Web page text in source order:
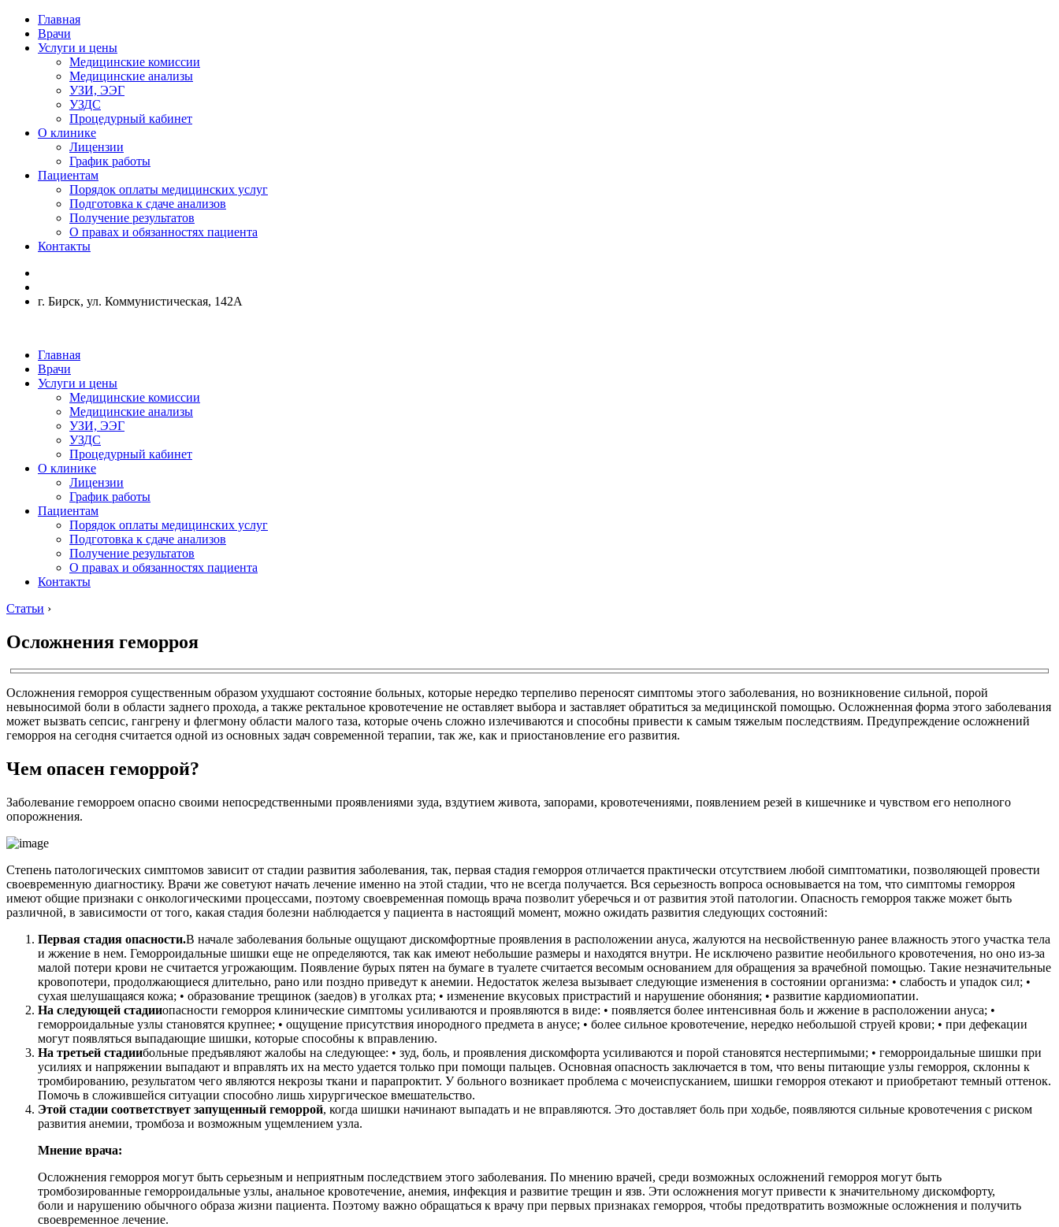
Главная
Врачи
Услуги и цены
Медицинские комиссии
Медицинские анализы
УЗИ, ЭЭГ
УЗДС
Процедурный кабинет
О клинике
Лицензии
График работы
Пациентам
Порядок оплаты медицинских услуг
Подготовка к сдаче анализов
Получение результатов
О правах и обязанностях пациента
Контакты
г. Бирск, ул. Коммунистическая, 142А
Главная
Врачи
Услуги и цены
Медицинские комиссии
Медицинские анализы
УЗИ, ЭЭГ
УЗДС
Процедурный кабинет
О клинике
Лицензии
График работы
Пациентам
Порядок оплаты медицинских услуг
Подготовка к сдаче анализов
Получение результатов
О правах и обязанностях пациента
Контакты
Статьи ›
Осложнения геморроя
Осложнения геморроя существенным образом ухудшают состояние больных, которые нередко терпеливо переносят симптомы этого заболевания, но возникновение сильной, порой
невыносимой боли в области заднего прохода, а также ректальное кровотечение не оставляет выбора и заставляет обратиться за медицинской помощью. Осложненная форма этого заболевания
может вызвать сепсис, гангрену и флегмону области малого таза, которые очень сложно излечиваются и способны привести к самым тяжелым последствиям. Предупреждение осложнений
геморроя на сегодня считается одной из основных задач современной терапии, так же, как и приостановление его развития.
Чем опасен геморрой?
Заболевание геморроем опасно своими непосредственными проявлениями зуда, вздутием живота, запорами, кровотечениями, появлением резей в кишечнике и чувством его неполного
опорожнения.
Степень патологических симптомов зависит от стадии развития заболевания, так, первая стадия геморроя отличается практически отсутствием любой симптоматики, позволяющей провести
своевременную диагностику. Врачи же советуют начать лечение именно на этой стадии, что не всегда получается. Вся серьезность вопроса основывается на том, что симптомы геморроя
имеют общие признаки с онкологическими процессами, поэтому своевременная помощь врача позволит уберечься и от развития этой патологии. Опасность геморроя также может быть
различной, в зависимости от того, какая стадия болезни наблюдается у пациента в настоящий момент, можно ожидать развития следующих состояний:
Первая стадия опасности.В начале заболевания больные ощущают дискомфортные проявления в расположении ануса, жалуются на несвойственную ранее влажность этого участка тела
и жжение в нем. Геморроидальные шишки еще не определяются, так как имеют небольшие размеры и находятся внутри. Не исключено развитие необильного кровотечения, но оно из-за
малой потери крови не считается угрожающим. Появление бурых пятен на бумаге в туалете считается весомым основанием для обращения за врачебной помощью. Такие незначительные
кровопотери, продолжающиеся длительно, рано или поздно приведут к анемии. Недостаток железа вызывает следующие изменения в состоянии организма: • слабость и упадок сил; •
сухая шелушащаяся кожа; • образование трещинок (заедов) в уголках рта; • изменение вкусовых пристрастий и нарушение обоняния; • развитие кардиомиопатии.
На следующей стадииопасности геморроя клинические симптомы усиливаются и проявляются в виде: • появляется более интенсивная боль и жжение в расположении ануса; •
геморроидальные узлы становятся крупнее; • ощущение присутствия инородного предмета в анусе; • более сильное кровотечение, нередко небольшой струей крови; • при дефекации
могут появляться выпадающие шишки, которые способны к вправлению.
На третьей стадиибольные предъявляют жалобы на следующее: • зуд, боль, и проявления дискомфорта усиливаются и порой становятся нестерпимыми; • геморроидальные шишки при
усилиях и напряжении выпадают и вправлять их на место удается только при помощи пальцев. Основная опасность заключается в том, что вены питающие узлы геморроя, склонны к
тромбированию, результатом чего являются некрозы ткани и парапроктит. У больного возникает проблема с мочеиспусканием, шишки геморроя отекают и приобретают темный оттенок.
Помочь в сложившейся ситуации способно лишь хирургическое вмешательство.
Этой стадии соответствует запущенный геморрой, когда шишки начинают выпадать и не вправляются. Это доставляет боль при ходьбе, появляются сильные кровотечения с риском
развития анемии, тромбоза и возможным ущемлением узла.
Мнение врача:
Осложнения геморроя могут быть серьезным и неприятным последствием этого заболевания. По мнению врачей, среди возможных осложнений геморроя могут быть
тромбозированные геморроидальные узлы, анальное кровотечение, анемия, инфекция и развитие трещин и язв. Эти осложнения могут привести к значительному дискомфорту,
боли и нарушению обычного образа жизни пациента. Поэтому важно обращаться к врачу при первых признаках геморроя, чтобы предотвратить возможные осложнения и получить
своевременное лечение.